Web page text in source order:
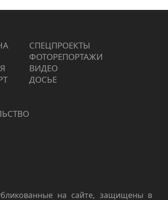
СПЕЦПРОЕКТЫ
ФОТОРЕПОРТАЖИ
ВИДЕО
ДОСЬЕ
на сайте, защищены в